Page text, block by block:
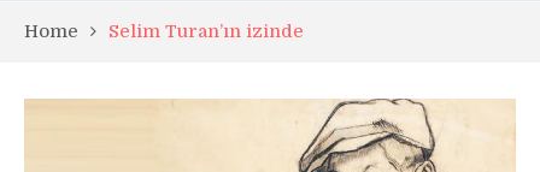
Home Selim Turan’ın izinde